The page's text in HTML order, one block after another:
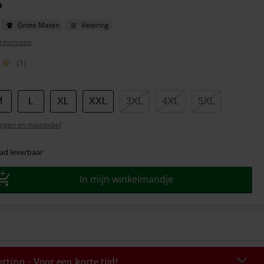
Grote Maten
Vetering
(1)
XL XXL 3XL 4XL 5XL
en maattabel
leverbaar
In mijn winkelmandje
- Voor een korte tijd!